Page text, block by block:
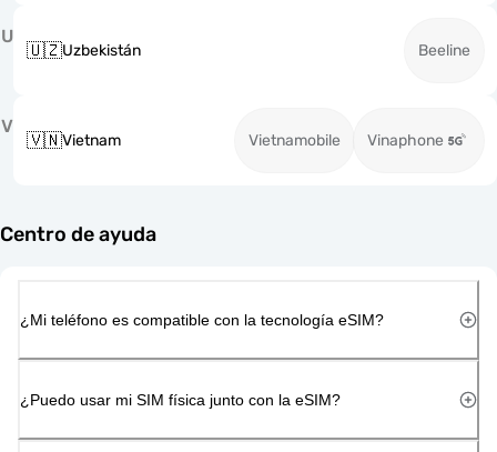
U
🇺🇿Uzbekistán Beeline
V
🇻🇳Vietnam Vietnamobile Vinaphone
Centro de ayuda
¿Mi teléfono es compatible con la tecnología eSIM?
¿Puedo usar mi SIM física junto con la eSIM?